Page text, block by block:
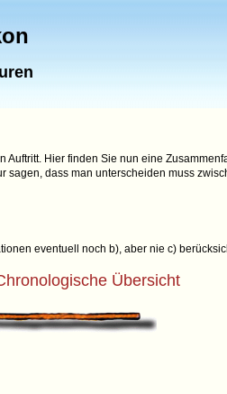
Hier finden Sie nun eine
sagen, dass man unterscheiden muss
eventuell noch b), aber nie c)
Übersicht